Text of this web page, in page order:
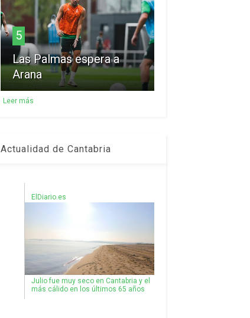
5
Las Palmas espera a
Arana
Leer más
Actualidad de Cantabria
ElDiario.es
Julio fue muy seco en Cantabria y el
más cálido en los últimos 65 años